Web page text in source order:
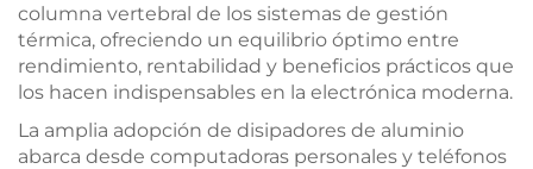
columna vertebral de los sistemas de gestión
térmica, ofreciendo un equilibrio óptimo entre
rendimiento, rentabilidad y beneficios prácticos que
los hacen indispensables en la electrónica moderna.
La amplia adopción de disipadores de aluminio
abarca desde computadoras personales y teléfonos